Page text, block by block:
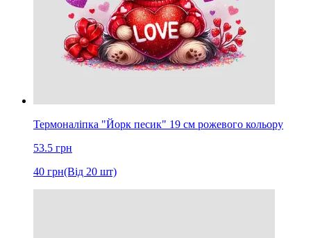
Термоналіпка "Йорк песик" 19 см рожевого кольору
53.5 грн
40 грн(Від 20 шт)